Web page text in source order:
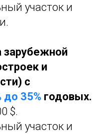
участок и
зарубежной
и
с
до 35% годовых.
$.
участок и